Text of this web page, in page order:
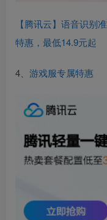
【腾讯云】语音识别
特惠，最低14.9元起
4、 游戏服专属特惠